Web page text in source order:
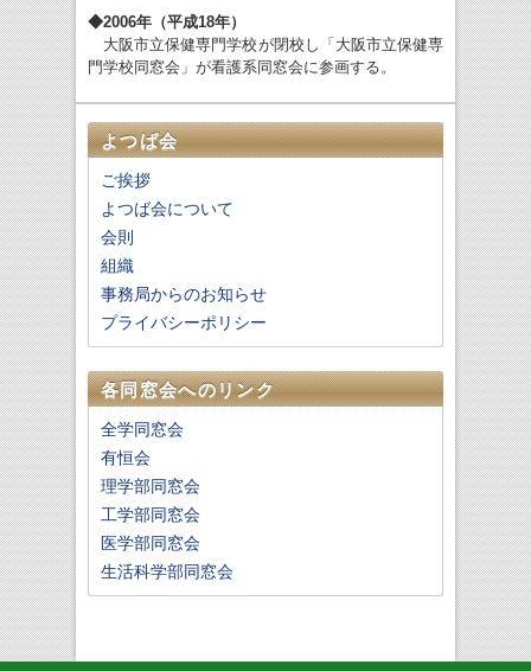
◆2006年（平成18年）
大阪市立保健専門学校が閉校し「大阪市立保健専
門学校同窓会」が看護系同窓会に参画する。
よつば会
ご挨拶
よつば会について
会則
組織
事務局からのお知らせ
プライバシーポリシー
各同窓会へのリンク
全学同窓会
有恒会
理学部同窓会
工学部同窓会
医学部同窓会
生活科学部同窓会